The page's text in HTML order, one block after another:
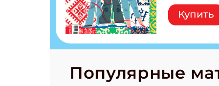
народов
Легенды
бурятов
странные
Купить
Популярные